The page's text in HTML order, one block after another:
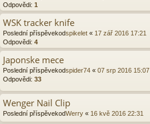
Odpovědi: 1
WSK tracker knife
Poslední příspěvekodspikelet « 17 zář 2016 17:21
Odpovědi: 4
Japonske mece
Poslední příspěvekodspider74 « 07 srp 2016 15:07
Odpovědi: 33
Wenger Nail Clip
Poslední příspěvekodWerry « 16 kvě 2016 22:31